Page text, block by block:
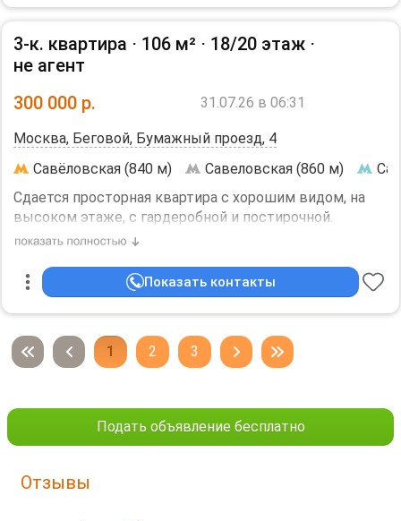
кондиционер, стиральная машина, подъездный
(Интернет МГТС), два телевизора. Двуспальная
кровать и новый гарнитур. В гостиной большой
встроенные шкафы-купе в гостиной и коридоре . До
МЦД Гражданская 7 минут. Рядом: Тимирязевский
парк, Савеловский парк, Петровский парк.
Холодильник, Посудомоечная машина, Стиральная
машина, Кондиционер, Телевизор, Интернет. Можно с
детьми. Евроремонт.
Необходим залог, 89000 р.
3-к. квартира ⋅ 106 м² ⋅ 18/20 этаж ⋅
не агент
300 000 р. 31.07.26 в 06:31
Москва, Беговой, Бумажный проезд, 4
Савёловская (840 м)
Савеловская (860 м)
Сдается просторная квартира с хорошим видом, на
высоком этаже, с гардеробной и постирочной.
Дополнительная информация:
машина, Кондиционер, Телевизор, Интернет. Можно с
детьми. Дизайнерский ремонт.
Необходим залог, 300000 р.
Показать контакты
1 2 3
Подать объявление бесплатно
Отзывы